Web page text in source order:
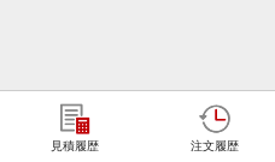
見積履歴 注文履歴